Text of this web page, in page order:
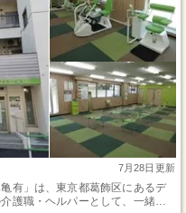
7月28日更新
有」は、東京都葛飾区にあるデ
護職・ヘルパーとして、一緒に